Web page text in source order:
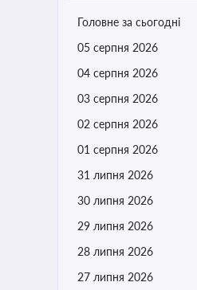
Головне за сьогодні
05 серпня 2026
04 серпня 2026
03 серпня 2026
02 серпня 2026
01 серпня 2026
31 липня 2026
30 липня 2026
29 липня 2026
28 липня 2026
27 липня 2026